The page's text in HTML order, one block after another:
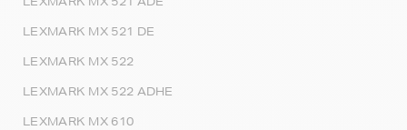
LEXMARK MX 521 DE
LEXMARK MX 522
LEXMARK MX 522 ADHE
LEXMARK MX 610